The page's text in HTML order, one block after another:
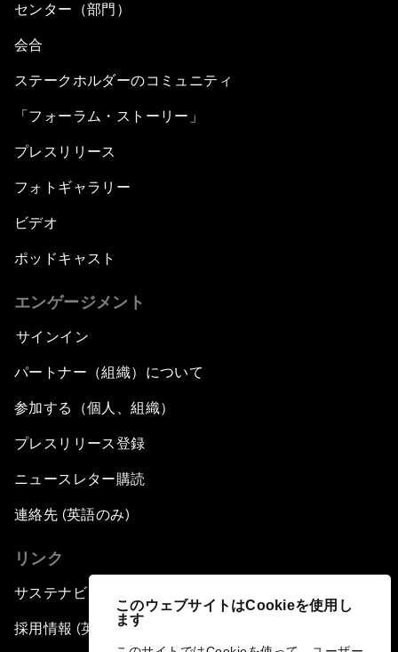
このウェブサイトはCookieを使用し
ます
センター（部門）
会合
ステークホルダーのコミュニティ
「フォーラム・ストーリー」
プレスリリース
フォトギャラリー
ビデオ
ポッドキャスト
エンゲージメント
サインイン
パートナー（組織）について
参加する（個人、組織）
プレスリリース登録
ニュースレター購読
連絡先 (英語のみ)
リンク
サステナビリティへの取り組み
採用情報 (英語のみ)